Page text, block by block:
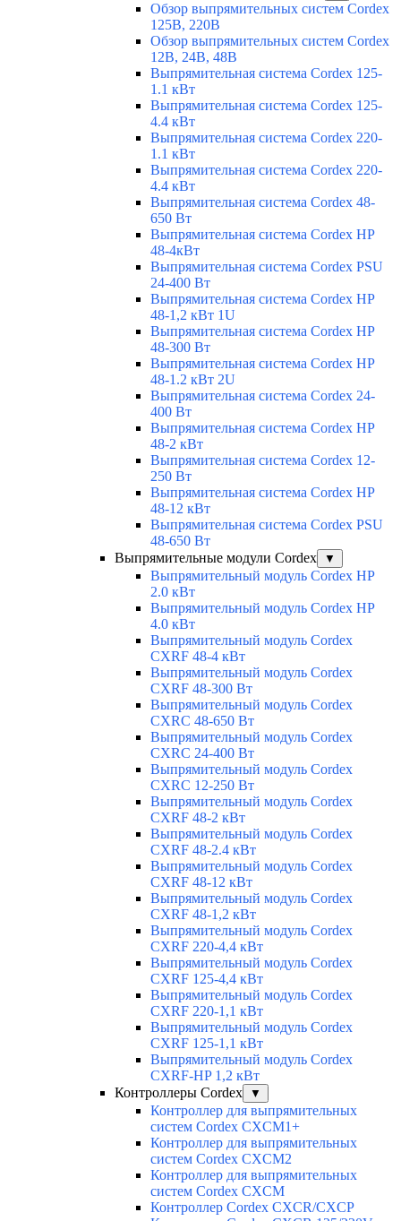
Обзор выпрямительных систем Cordex
125В, 220В
Обзор выпрямительных систем Cordex
12В, 24В, 48В
Выпрямительная система Cordex 125-
1.1 кВт
Выпрямительная система Cordex 125-
4.4 кВт
Выпрямительная система Cordex 220-
1.1 кВт
Выпрямительная система Cordex 220-
4.4 кВт
Выпрямительная система Cordex 48-
650 Вт
Выпрямительная система Cordex HP
48-4кВт
Выпрямительная система Cordex PSU
24-400 Вт
Выпрямительная система Cordex HP
48-1,2 кВт 1U
Выпрямительная система Cordex HP
48-300 Вт
Выпрямительная система Cordex HP
48-1.2 кВт 2U
Выпрямительная система Cordex 24-
400 Вт
Выпрямительная система Cordex HP
48-2 кВт
Выпрямительная система Cordex 12-
250 Вт
Выпрямительная система Cordex HP
48-12 кВт
Выпрямительная система Cordex PSU
48-650 Вт
Выпрямительные модули Cordex
▼
Выпрямительный модуль Cordex HP
2.0 кВт
Выпрямительный модуль Cordex HP
4.0 кВт
Выпрямительный модуль Cordex
CXRF 48-4 кВт
Выпрямительный модуль Cordex
CXRF 48-300 Вт
Выпрямительный модуль Cordex
CXRС 48-650 Вт
Выпрямительный модуль Cordex
CXRС 24-400 Вт
Выпрямительный модуль Cordex
CXRС 12-250 Вт
Выпрямительный модуль Cordex
CXRF 48-2 кВт
Выпрямительный модуль Cordex
CXRF 48-2.4 кВт
Выпрямительный модуль Cordex
CXRF 48-12 кВт
Выпрямительный модуль Cordex
CXRF 48-1,2 кВт
Выпрямительный модуль Cordex
CXRF 220-4,4 кВт
Выпрямительный модуль Cordex
CXRF 125-4,4 кВт
Выпрямительный модуль Cordex
CXRF 220-1,1 кВт
Выпрямительный модуль Cordex
CXRF 125-1,1 кВт
Выпрямительный модуль Cordex
CXRF-HP 1,2 кВт
Контроллеры Cordex
▼
Контроллер для выпрямительных
систем Cordex CXCM1+
Контроллер для выпрямительных
систем Cordex CXCM2
Контроллер для выпрямительных
систем Cordex CXCM
Контроллер Cordex CXCR/CXCP